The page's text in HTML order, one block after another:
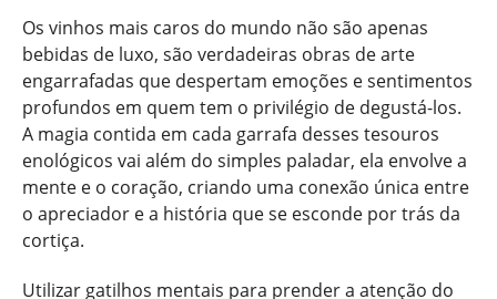
Os vinhos mais caros do mundo não são apenas
bebidas de luxo, são verdadeiras obras de arte
engarrafadas que despertam emoções e sentimentos
profundos em quem tem o privilégio de degustá-los.
A magia contida em cada garrafa desses tesouros
enológicos vai além do simples paladar, ela envolve a
mente e o coração, criando uma conexão única entre
o apreciador e a história que se esconde por trás da
cortiça.
Utilizar gatilhos mentais para prender a atenção do